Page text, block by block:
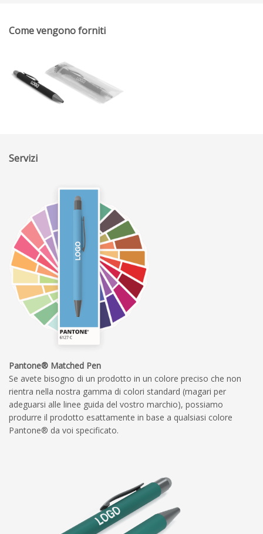
Come vengono forniti
Servizi
Pantone® Matched Pen
Se avete bisogno di un prodotto in un colore preciso che non
rientra nella nostra gamma di colori standard (magari per
adeguarsi alle linee guida del vostro marchio), possiamo
produrre il prodotto esattamente in base a qualsiasi colore
Pantone® da voi specificato.